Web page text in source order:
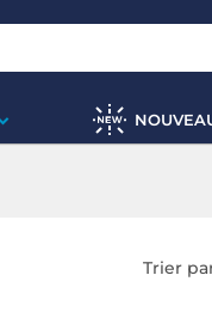
Trier